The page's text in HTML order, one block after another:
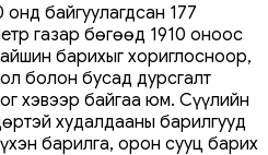
байгуулагдсан 177
газар бөгөөд 1910 оноос
барихыг хориглосноор,
болон бусад дурсгалт
хэвээр байгаа юм. Сүүлийн
худалдааны барилгууд
барилга, орон сууц барих